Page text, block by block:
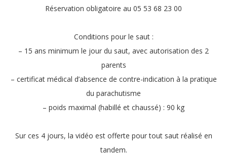
Réservation obligatoire au 05 53 68 23 00
Conditions pour le saut :
– 15 ans minimum le jour du saut, avec autorisation des 2
parents
– certificat médical d’absence de contre-indication à la pratique
du parachutisme
– poids maximal (habillé et chaussé) : 90 kg
Sur ces 4 jours, la vidéo est offerte pour tout saut réalisé en
tandem.